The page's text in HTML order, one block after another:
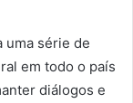
uma série de
em todo o país
diálogos e